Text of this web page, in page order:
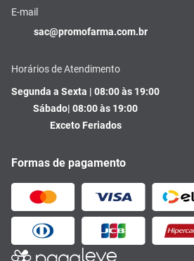
E-mail
sac@promofarma.com.br
Horários de Atendimento
Segunda a Sexta | 08:00 às 19:00
Sábado| 08:00 às 19:00
Exceto Feriados
Formas de pagamento